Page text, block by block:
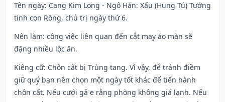
Tên ngày: Cang Kim Long - Ngô Hán: Xấu (Hung Tú) Tướng
tinh con Rồng, chủ trị ngày thứ 6.
Nên làm: công việc liên quan đến cắt may áo màn sẽ
đặng nhiều lộc ăn.
Kiêng cữ: Chôn cất bị Trùng tang. Vì vậy, để tránh điềm
giữ quý bạn nên chọn một ngày tốt khác để tiến hành
chôn cất. Nếu cưới gả e rằng phòng không giá lạnh. Nếu